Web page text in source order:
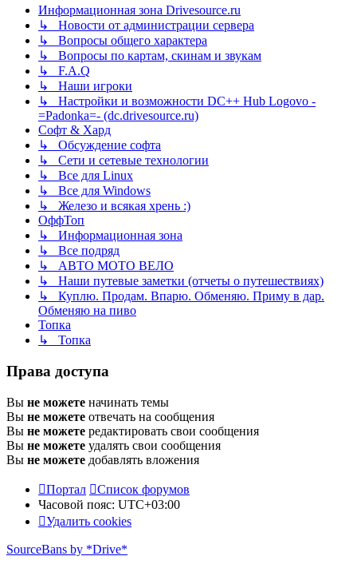
Информационная зона Drivesource.ru
↳ Новости от администрации сервера
↳ Вопросы общего характера
↳ Вопросы по картам, скинам и звукам
↳ F.A.Q
↳ Наши игроки
↳ Настройки и возможности DC++ Hub Logovo -
=Padonka=- (dc.drivesource.ru)
Софт & Хард
↳ Обсуждение софта
↳ Сети и сетевые технологии
↳ Все для Linux
↳ Все для Windows
↳ Железо и всякая хрень :)
ОффТоп
↳ Информационная зона
↳ Все подряд
↳ АВТО МОТО ВЕЛО
↳ Наши путевые заметки (отчеты о путешествиях)
↳ Куплю. Продам. Впарю. Обменяю. Приму в дар.
Обменяю на пиво
Топка
↳ Топка
Права доступа
Вы не можете начинать темы
Вы не можете отвечать на сообщения
Вы не можете редактировать свои сообщения
Вы не можете удалять свои сообщения
Вы не можете добавлять вложения
Портал
Список форумов
Часовой пояс: UTC+03:00
Удалить cookies
SourceBans by *Drive*